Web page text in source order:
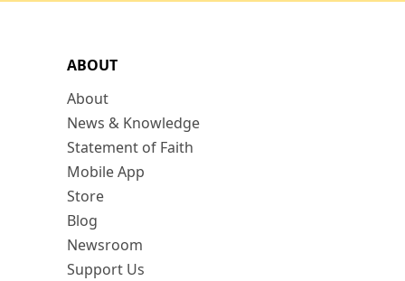
ABOUT
About
News & Knowledge
Statement of Faith
Mobile App
Store
Blog
Newsroom
Support Us